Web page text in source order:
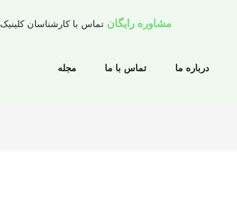
مشاوره رایگان تماس با کارشناسان کلینیک
درباره ما تماس با ما مجله